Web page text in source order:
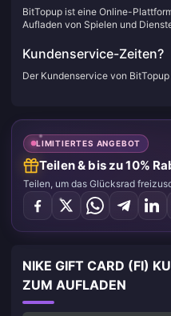
BitTopup ist eine Online-
Aufladen von Spielen und
Kundenservice-Zeiten?
Der Kundenservice von
LIMITIERTES ANGEBOT
Teilen & bis zu 10%
Teilen, um das Glücksrad
NIKE GIFT CARD (FI)
ZUM AUFLADEN